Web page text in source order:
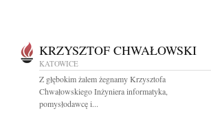
KRZYSZTOF CHWAŁOWSKI
KATOWICE
Z głębokim żalem żegnamy Krzysztofa
Chwałowskiego Inżyniera informatyka,
pomysłodawcę i...